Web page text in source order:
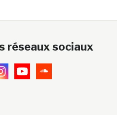
réseaux sociaux